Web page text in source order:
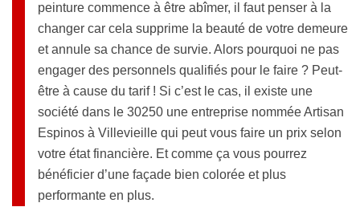
peinture commence à être abîmer, il faut penser à la
changer car cela supprime la beauté de votre demeure
et annule sa chance de survie. Alors pourquoi ne pas
engager des personnels qualifiés pour le faire ? Peut-
être à cause du tarif ! Si c’est le cas, il existe une
société dans le 30250 une entreprise nommée Artisan
Espinos à Villevieille qui peut vous faire un prix selon
votre état financière. Et comme ça vous pourrez
bénéficier d’une façade bien colorée et plus
performante en plus.